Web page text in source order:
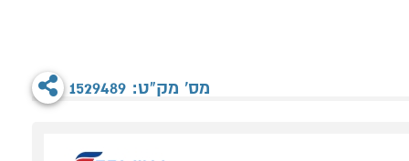
מס' מק"ט: 1529489